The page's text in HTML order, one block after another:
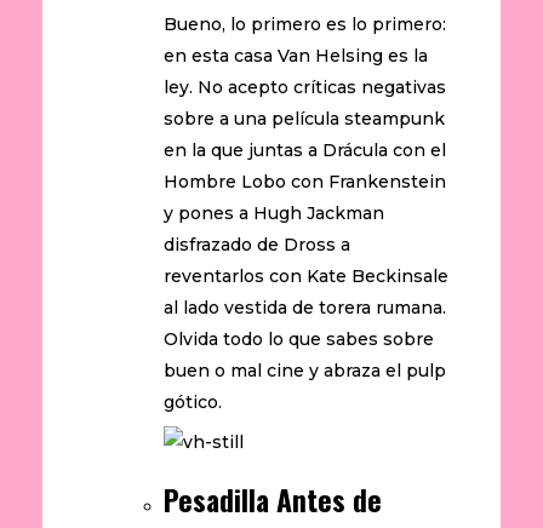
Bueno, lo primero es lo primero:
en esta casa Van Helsing es la
ley. No acepto críticas negativas
sobre a una película steampunk
en la que juntas a Drácula con el
Hombre Lobo con Frankenstein
y pones a Hugh Jackman
disfrazado de Dross a
reventarlos con Kate Beckinsale
al lado vestida de torera rumana.
Olvida todo lo que sabes sobre
buen o mal cine y abraza el pulp
gótico.
Pesadilla Antes de